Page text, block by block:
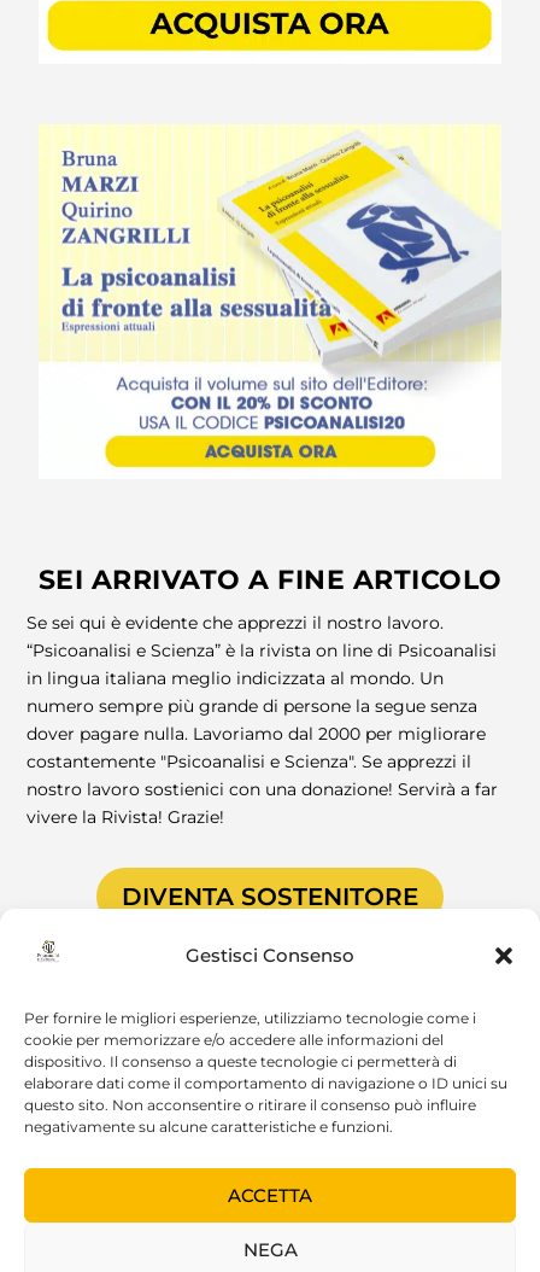
Gestisci Consenso
Per fornire le migliori esperienze, utilizziamo tecnologie come i
cookie per memorizzare e/o accedere alle informazioni del
dispositivo. Il consenso a queste tecnologie ci permetterà di
elaborare dati come il comportamento di navigazione o ID unici su
questo sito. Non acconsentire o ritirare il consenso può influire
negativamente su alcune caratteristiche e funzioni.
ACCETTA
NEGA
SEI ARRIVATO A FINE ARTICOLO
Se sei qui è evidente che apprezzi il nostro lavoro.
“Psicoanalisi e Scienza” è la rivista on line di Psicoanalisi
in lingua italiana meglio indicizzata al mondo. Un
numero sempre più grande di persone la segue senza
dover pagare nulla. Lavoriamo dal 2000 per migliorare
costantemente "Psicoanalisi e Scienza". Se apprezzi il
nostro lavoro sostienici con una donazione! Servirà a far
vivere la Rivista! Grazie!
DIVENTA SOSTENITORE
© 2022 Psicoanalisi e Scienza |Realizzazione: Luca